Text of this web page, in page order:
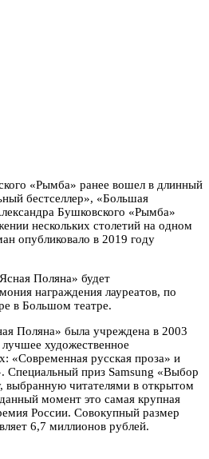
«Рымба» ранее вошел в длинный
бестселлер», «Большая
Бушковского «Рымба»
нескольких столетий на одном
опубликовало в 2019 году
Поляна» будет
награждения лауреатов, по
в Большом театре.
Поляна» была учреждена в 2003
лучшее художественное
«Современная русская проза» и
Специальный приз Samsung «Выбор
выбранную читателями в открытом
момент это самая крупная
России. Совокупный размер
6,7 миллионов рублей.